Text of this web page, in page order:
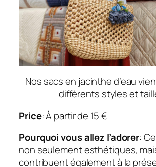
Nos sacs en jacinthe d’eau
différents styles et
Price: À partir de 15 €
Pourquoi vous allez l’adorer:
non seulement esthétiques,
contribuent également à la